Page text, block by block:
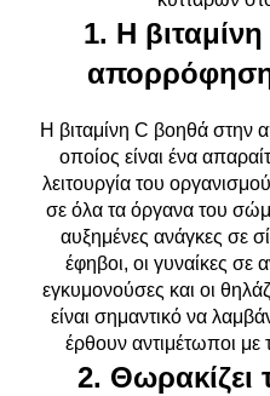
1. Η
Η βιταμίνη C βοηθά στην
οποίος είναι ένα
λειτουργία του
σε όλα τα όργανα του
αυξημένες ανάγκες σε
έφηβοι, οι γυναίκες σε
εγκυμονούσες και οι
είναι σημαντικό να
έρθουν αντιμέτωποι με
2. Θωρακίζει